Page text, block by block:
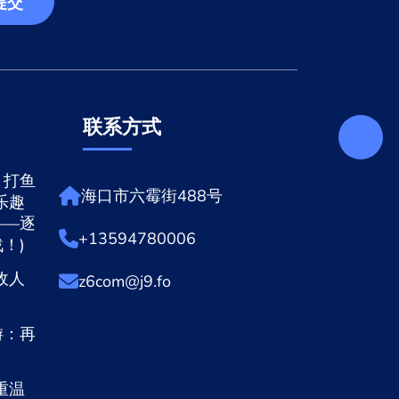
鱼
趣
逐
)
人
再
温
联系方式
海口市六霉街488号
+13594780006
z6com@j9.fo